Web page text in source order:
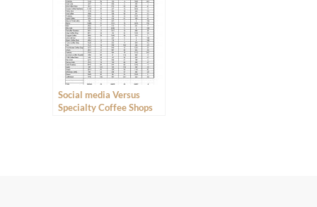
Social media Versus
Specialty Coffee Shops